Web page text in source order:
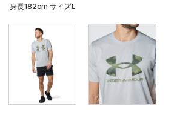
身長182cm サイズL